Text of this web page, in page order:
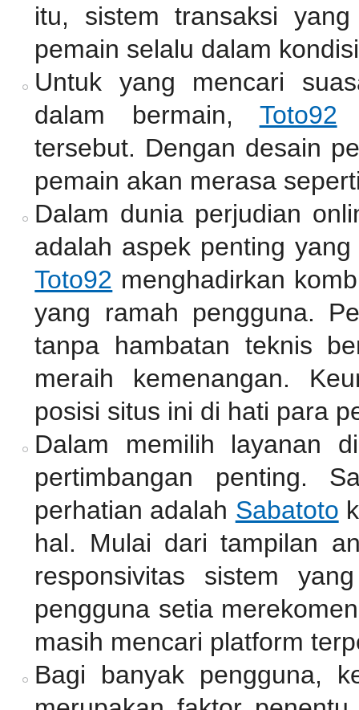
itu, sistem transaksi
pemain selalu dalam
Untuk yang mencari
dalam bermain, Toto92
tersebut. Dengan desain
pemain akan merasa
Dalam dunia perjudian
adalah aspek penting
Toto92 menghadirkan
yang ramah pengguna.
tanpa hambatan teknis
meraih kemenangan.
posisi situs ini di hati para
Dalam memilih layanan
pertimbangan penting.
perhatian adalah Sabatoto
hal. Mulai dari tampilan
responsivitas sistem
pengguna setia
masih mencari platform
Bagi banyak pengguna,